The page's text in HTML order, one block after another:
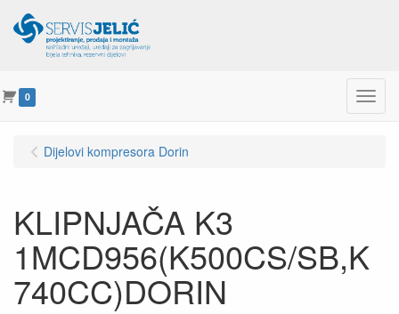
0 Menu
Dijelovi kompresora Dorin
KLIPNJAČA K3
1MCD956(K500CS/SB,K
740CC)DORIN